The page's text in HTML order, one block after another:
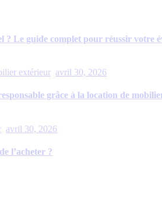
? Le guide complet pour réussir votre
extérieur avril 30, 2026
grâce à la location de
avril 30, 2026
l’acheter ?